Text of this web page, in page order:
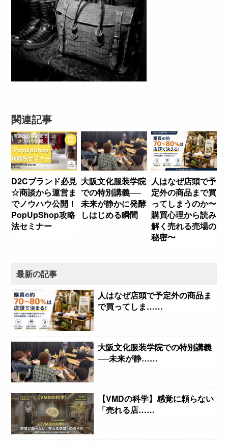
関連記事
D2Cブランド必見
☆商談から運営ま
でノウハウ公開！
PopUpShop攻略
法セミナー
大阪文化服装学院
での特別講義──
未来が静かに発酵
しはじめる瞬間
人はなぜ店頭で予
定外の商品まで買
ってしまうのか〜
購買心理から読み
解く売れる売場の
秘密〜
最新の記事
人はなぜ店頭で予定外の商品ま
で買ってしま……
大阪文化服装学院での特別講義
──未来が静……
【VMDの科学】感覚に頼らない
「売れる店……